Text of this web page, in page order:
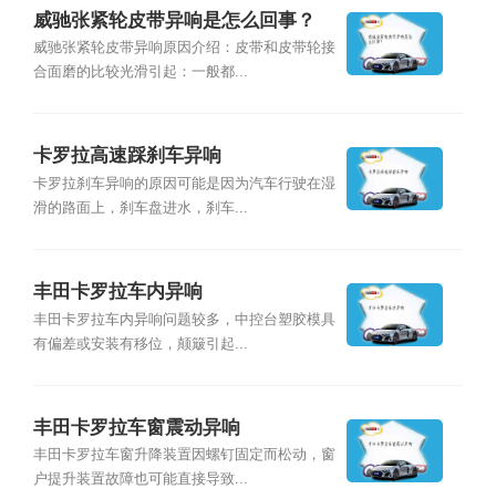
威驰张紧轮皮带异响是怎么回事？
威驰张紧轮皮带异响原因介绍：皮带和皮带轮接
合面磨的比较光滑引起：一般都...
卡罗拉高速踩刹车异响
卡罗拉刹车异响的原因可能是因为汽车行驶在湿
滑的路面上，刹车盘进水，刹车...
丰田卡罗拉车内异响
丰田卡罗拉车内异响问题较多，中控台塑胶模具
有偏差或安装有移位，颠簸引起...
丰田卡罗拉车窗震动异响
丰田卡罗拉车窗升降装置因螺钉固定而松动，窗
户提升装置故障也可能直接导致...